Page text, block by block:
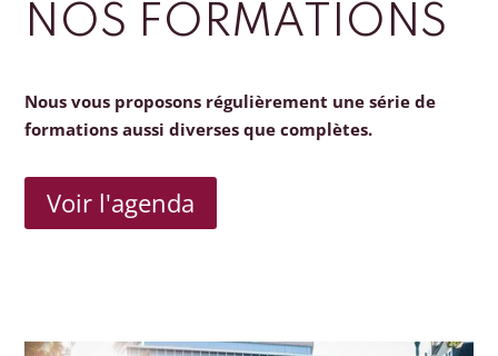
NOS FORMATIONS
Nous vous proposons régulièrement une série de
formations aussi diverses que complètes.
Voir l'agenda